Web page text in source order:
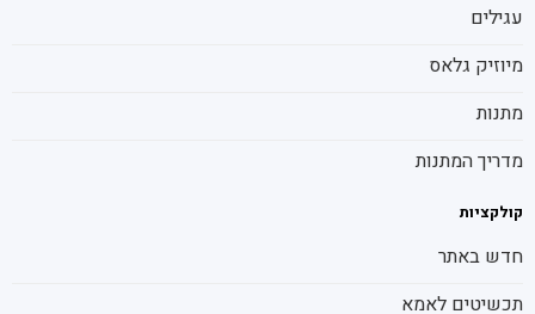
עגילים
מיוזיק גלאס
מתנות
מדריך המתנות
קולקציות
חדש באתר
תכשיטים לאמא